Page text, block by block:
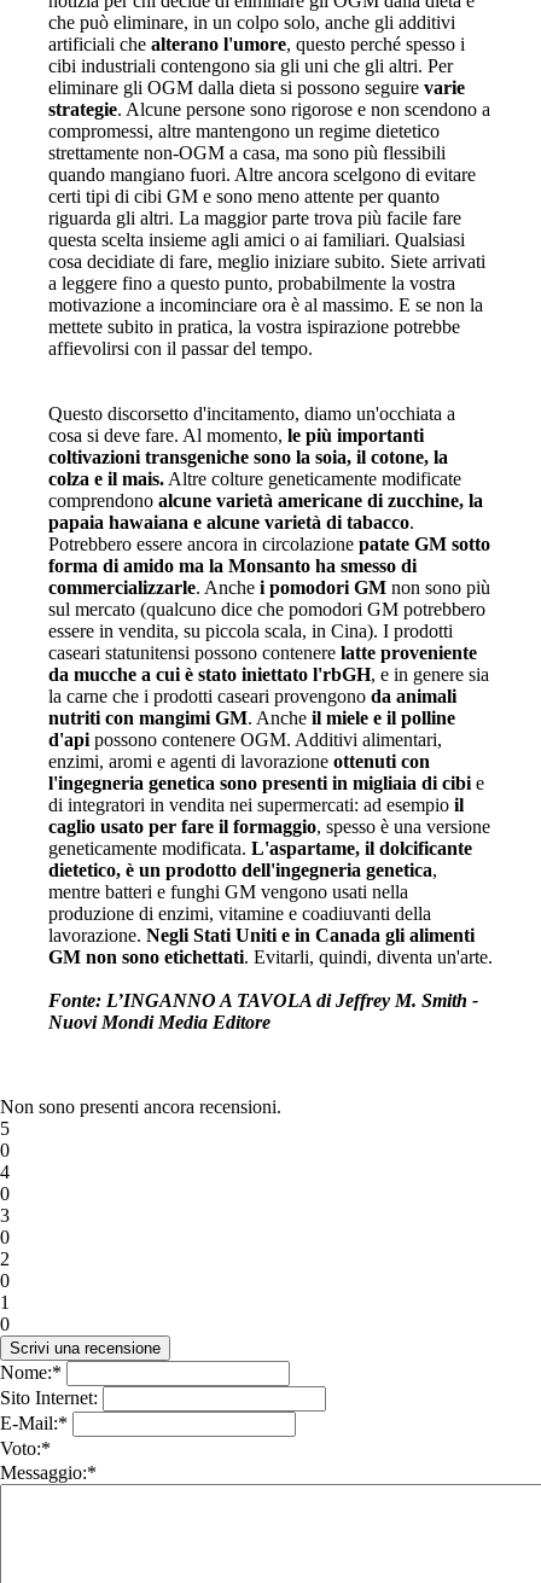
che può eliminare, in un colpo solo, anche gli additivi
artificiali che alterano l'umore, questo perché spesso i
cibi industriali contengono sia gli uni che gli altri. Per
eliminare gli OGM dalla dieta si possono seguire varie
strategie. Alcune persone sono rigorose e non scendono a
compromessi, altre mantengono un regime dietetico
strettamente non-OGM a casa, ma sono più flessibili
quando mangiano fuori. Altre ancora scelgono di evitare
certi tipi di cibi GM e sono meno attente per quanto
riguarda gli altri. La maggior parte trova più facile fare
questa scelta insieme agli amici o ai familiari. Qualsiasi
cosa decidiate di fare, meglio iniziare subito. Siete arrivati
a leggere fino a questo punto, probabilmente la vostra
motivazione a incominciare ora è al massimo. E se non la
mettete subito in pratica, la vostra ispirazione potrebbe
affievolirsi con il passar del tempo.
Questo discorsetto d'incitamento, diamo un'occhiata a
cosa si deve fare. Al momento, le più importanti
coltivazioni transgeniche sono la soia, il cotone, la
colza e il mais. Altre colture geneticamente modificate
comprendono alcune varietà americane di zucchine, la
papaia hawaiana e alcune varietà di tabacco.
Potrebbero essere ancora in circolazione patate GM sotto
forma di amido ma la Monsanto ha smesso di
commercializzarle. Anche i pomodori GM non sono più
sul mercato (qualcuno dice che pomodori GM potrebbero
essere in vendita, su piccola scala, in Cina). I prodotti
caseari statunitensi possono contenere latte proveniente
da mucche a cui è stato iniettato l'rbGH, e in genere sia
la carne che i prodotti caseari provengono da animali
nutriti con mangimi GM. Anche il miele e il polline
d'api possono contenere OGM. Additivi alimentari,
enzimi, aromi e agenti di lavorazione ottenuti con
l'ingegneria genetica sono presenti in migliaia di cibi e
di integratori in vendita nei supermercati: ad esempio il
caglio usato per fare il formaggio, spesso è una versione
geneticamente modificata. L'aspartame, il dolcificante
dietetico, è un prodotto dell'ingegneria genetica,
mentre batteri e funghi GM vengono usati nella
produzione di enzimi, vitamine e coadiuvanti della
lavorazione. Negli Stati Uniti e in Canada gli alimenti
GM non sono etichettati. Evitarli, quindi, diventa un'arte.
Fonte: L’INGANNO A TAVOLA di Jeffrey M. Smith -
Nuovi Mondi Media Editore
Non sono presenti ancora recensioni.
5
0
4
0
3
0
2
0
1
0
Nome:*
Sito Internet:
E-Mail:*
Voto:*
Messaggio:*